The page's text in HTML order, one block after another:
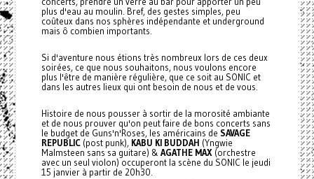
plus d'eau au moulin. Bref, des gestes simples, peu
coûteux dans nos sphères indépendante et underground
mais ô combien importants.
Si d'aventure nous étions très nombreux lors de ces deux
soirées, ce que nous souhaitons, nous voulons encore
plus l'être de manière régulière, que ce soit au SONIC et
dans les autres lieux qui ont besoin de nous et de vous.
Histoire de nous pousser à sortir de la morosité ambiante
et de nous prouver qu'on peut faire de bons concerts sans
le budget de Guns'n'Roses, les américains de SAVAGE
REPUBLIC(post punk), KABU KI BUDDAH (Yngwie
Malmsteen sans sa guitare) & AGATHE MAX (orchestre
avec un seul violon) occuperont la scène du SONIC le jeudi
15 janvier à partir de 20h30.